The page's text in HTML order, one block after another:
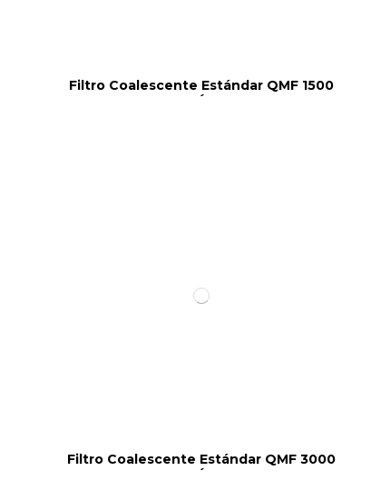
Filtro Coalescente Estándar QMF 1500
´
Filtro Coalescente Estándar QMF 3000
´